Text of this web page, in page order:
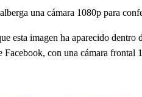
una cámara 1080p para
esta imagen ha aparecido
Facebook, con una cámara frontal